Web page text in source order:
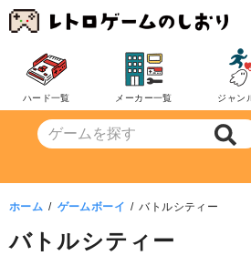
コ
ン
ツ
動
ハード一覧 メーカー一覧 ジャン
ホーム ゲームボーイ バトルシティー
バトルシティー